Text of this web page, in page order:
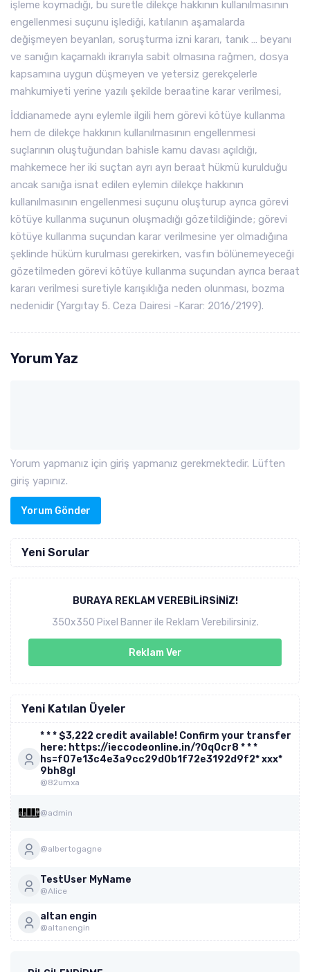
işleme koymadığı, bu suretle dilekçe hakkının kullanılmasının
engellenmesi suçunu işlediği, katılanın aşamalarda
değişmeyen beyanları, soruşturma izni kararı, tanık … beyanı
ve sanığın kaçamaklı ikrarıyla sabit olmasına rağmen, dosya
kapsamına uygun düşmeyen ve yetersiz gerekçelerle
mahkumiyeti yerine yazılı şekilde beraatine karar verilmesi,
İddianamede aynı eylemle ilgili hem görevi kötüye kullanma
hem de dilekçe hakkının kullanılmasının engellenmesi
suçlarının oluştuğundan bahisle kamu davası açıldığı,
mahkemece her iki suçtan ayrı ayrı beraat hükmü kurulduğu
ancak sanığa isnat edilen eylemin dilekçe hakkının
kullanılmasının engellenmesi suçunu oluşturup ayrıca görevi
kötüye kullanma suçunun oluşmadığı gözetildiğinde; görevi
kötüye kullanma suçundan karar verilmesine yer olmadığına
şeklinde hüküm kurulması gerekirken, vasfın bölünemeyeceği
gözetilmeden görevi kötüye kullanma suçundan ayrıca beraat
kararı verilmesi suretiyle karışıklığa neden olunması, bozma
nedenidir (Yargıtay 5. Ceza Dairesi -Karar: 2016/2199).
Yorum Yaz
Yorum yapmanız için giriş yapmanız gerekmektedir. Lüften
giriş yapınız.
Yorum Gönder
Yeni Sorular
BURAYA REKLAM VEREBILIRSINIZ!
350x350 Pixel Banner ile Reklam Verebilirsiniz.
Reklam Ver
Yeni Katılan Üyeler
* * * $3,222 credit available! Confirm your transfer
here: https://ieccodeonline.in/?0q0cr8 * * *
hs=f07e13c4e3a9cc29d0b1f72e3192d9f2* ххх*
9bh8gl
@82umxa
@admin
@albertogagne
TestUser MyName
@Alice
altan engin
@altanengin